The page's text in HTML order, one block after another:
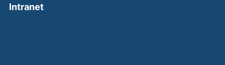
Intranet(external link, opens in a new window)